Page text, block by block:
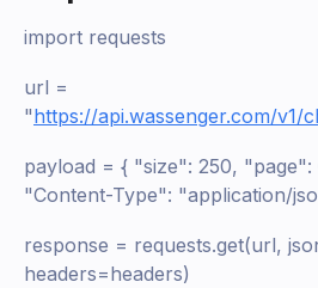
import requests
url =
"https://api.wassenger.com/
payload = { "size": 250,
"Content-Type": "application/
response = requests.get(url,
headers=headers)